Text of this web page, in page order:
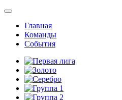
Главная
Команды
События